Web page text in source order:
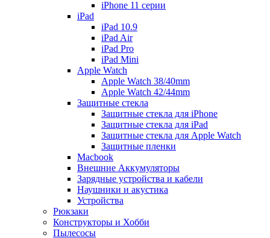
iPhone 11 серии
iPad
iPad 10.9
iPad Air
iPad Pro
iPad Mini
Apple Watch
Apple Watch 38/40mm
Apple Watch 42/44mm
Защитные стекла
Защитные стекла для iPhone
Защитные стекла для iPad
Защитные стекла для Apple Watch
Защитные пленки
Macbook
Внешние Аккумуляторы
Зарядные устройства и кабели
Наушники и акустика
Устройства
Рюкзаки
Конструкторы и Хобби
Пылесосы